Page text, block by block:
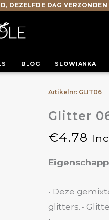
DEZELFDE DAG VERZONDEN
BLOG SLOWIANKA
Artikelnr: GLIT06
Glitter
€4.78
• Deze
glitters. •